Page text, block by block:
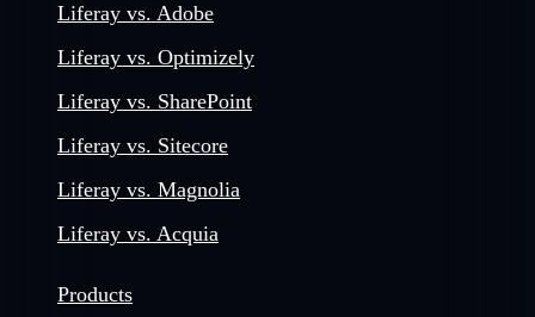
Liferay vs. Adobe
Liferay vs. Optimizely
Liferay vs. SharePoint
Liferay vs. Sitecore
Liferay vs. Magnolia
Liferay vs. Acquia
Products